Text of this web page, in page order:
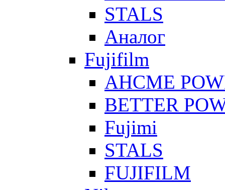
STALS
Аналог
Fujifilm
AHCME
BETTER
Fujimi
STALS
FUJIFILM